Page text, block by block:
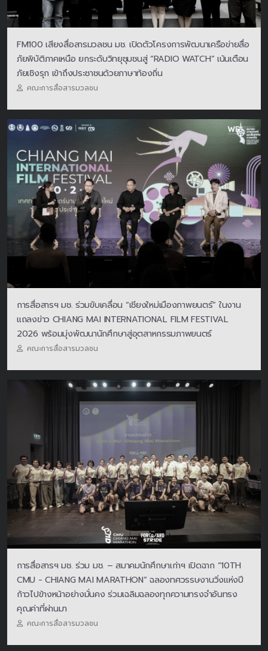
FM100 เสียงสื่อสารมวลชน มช. เปิดตัวโครงการพัฒนาเครือข่ายสื่อ
ภัยพิบัติภาคเหนือ ยกระดับวิทยุชุมชนสู่ “RADIO WATCH” เน้นเตือน
ภัยเชิงรุก เข้าถึงประชาชนด้วยภาษาท้องถิ่น
คณะการสื่อสารมวลชน
การสื่อสารฯ มช. ร่วมขับเคลื่อน “เชียงใหม่เมืองภาพยนตร์” ในงาน
แถลงข่าว CHIANG MAI INTERNATIONAL FILM FESTIVAL
2026 พร้อมมุ่งพัฒนานักศึกษาสู่อุตสาหกรรมภาพยนตร์
คณะการสื่อสารมวลชน
การสื่อสารฯ มช. ร่วม มช. – สมาคมนักศึกษาเก่าฯ เปิดฉาก “10TH
CMU - CHIANG MAI MARATHON” ฉลองทศวรรษงานวิ่งแห่งปี
ก้าวไปข้างหน้าอย่างมั่นคง ร่วมเฉลิมฉลองทุกความทรงจำอันทรง
คุณค่าที่ผ่านมา
คณะการสื่อสารมวลชน